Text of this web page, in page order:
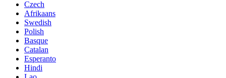
Czech
Afrikaans
Swedish
Polish
Basque
Catalan
Esperanto
Hindi